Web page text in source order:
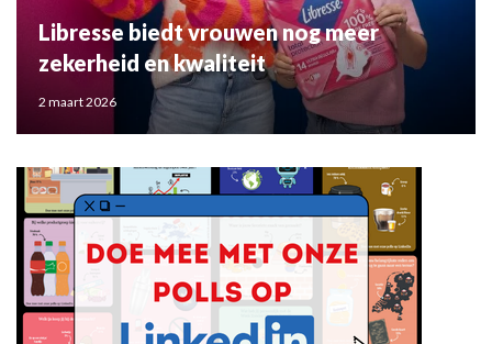
Libresse biedt vrouwen nog meer
zekerheid en kwaliteit
2 maart 2026